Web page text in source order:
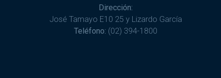
Dirección:
José Tamayo E10 25 y Lizardo García
Teléfono: (02) 394-1800